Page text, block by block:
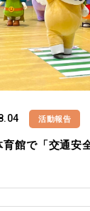
活動報告
館で「交通安